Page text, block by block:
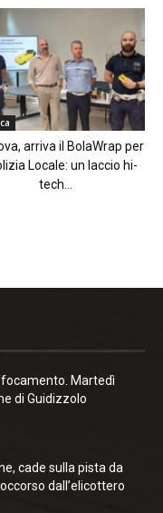
arriva il BolaWrap per
Locale: un laccio hi-
tech...
Martedì
di Guidizzolo
cade sulla pista da
dall’elicottero